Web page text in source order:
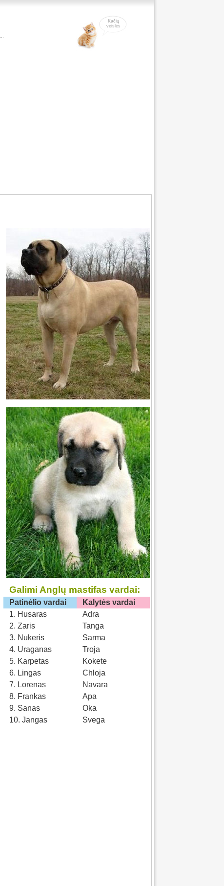
Kačių
veislės
Galimi Anglų mastifas vardai:
Patinėlio vardai
Kalytės vardai
1. Husaras
Adra
2. Zaris
Tanga
3. Nukeris
Sarma
4. Uraganas
Troja
5. Karpetas
Kokete
6. Lingas
Chloja
7. Lorenas
Navara
8. Frankas
Apa
9. Sanas
Oka
10. Jangas
Svega